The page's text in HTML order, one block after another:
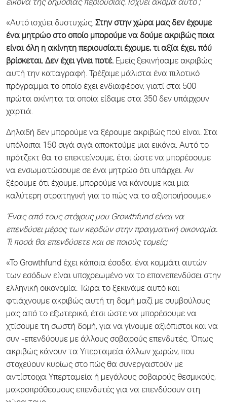
εικόνα της δημόσιας περιουσίας. Ισχύει ακόμα αυτό ;
«Αυτό ισχύει δυστυχώς. Στην στην χώρα μας δεν έχουμε
ένα μητρώο στο οποίο μπορούμε να δούμε ακριβώς ποια
είναι όλη η ακίνητη περιουσία,τι έχουμε, τι αξία έχει, πόύ
βρίσκεται. Δεν έχει γίνει ποτέ. Εμείς ξεκινήσαμε ακριβώς
αυτή την καταγραφή. Τρέξαμε μάλιστα ένα πιλοτικό
πρόγραμμα το οποίο έχει ενδιαφέρον, γιατί στα 500
πρώτα ακίνητα τα οποία είδαμε στα 350 δεν υπάρχουν
χαρτιά.
Δηλαδή δεν μπορούμε να ξέρουμε ακριβώς πού είναι. Στα
υπόλοιπα 150 σιγά σιγά αποκτούμε μια εικόνα. Αυτό το
πρότζεκτ θα το επεκτείνουμε, έτσι ώστε να μπορέσουμε
να ενσωματώσουμε σε ένα μητρώο ότι υπάρχει. Αν
ξέρουμε ότι έχουμε, μπορούμε να κάνουμε και μια
καλύτερη στρατηγική για το πώς να το αξιοποιήσουμε.»
Ένας από τους στόχους μου Growthfund είναι να
επενδύσει μέρος των κερδών στην πραγματική οικονομία.
Τι ποσά θα επενδύσετε και σε ποιούς τομείς;
«Το Growthfund έχει κάποια έσοδα, ένα κομμάτι αυτών
των εσόδων είναι υποχρεωμένο να το επανεπενδύσει στην
ελληνική οικονομία. Τώρα το ξεκινάμε αυτό και
φτιάχνουμε ακριβώς αυτή τη δομή μαζί με συμβούλους
μας από το εξωτερικό, έτσι ώστε να μπορέσουμε να
χτίσουμε τη σωστή δομή, για να γίνουμε αξιόπιστοι και να
συν -επενδύουμε με άλλους σοβαρούς επενδυτές. Όπως
ακριβώς κάνουν τα Υπερταμεία άλλων χωρών, που
στοχεύουν κυρίως στο πώς θα συνεργαστούν με
αντίστοιχα Υπερταμεία ή μεγάλους σοβαρούς θεσμικούς,
μακροπρόθεσμους επενδυτές για να επενδύσουν στη